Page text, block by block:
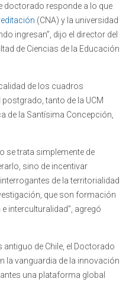
doctorado responde a lo que
(CNA) y la universidad
ingresan”, dijo el director del
de Ciencias de la Educación
de los cuadros
tanto de la UCM
de la Santísima Concepción,
se trata simplemente de
sino de incentivar
de la territorialidad
que son formación
interculturalidad”, agregó
de Chile, el Doctorado
la vanguardia de la innovación
una plataforma global